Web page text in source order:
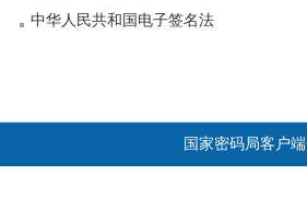
中华人民共和国电子签名法
国家密码局客户端